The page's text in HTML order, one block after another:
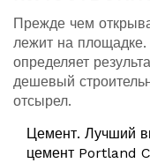
Прежде чем
лежит на площадке.
определяет
дешевый
отсырел.
Цемент. Лучший
цемент Portland